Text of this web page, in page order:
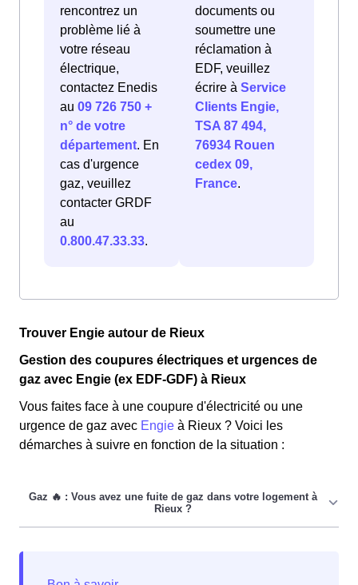
rencontrez un
problème lié à
votre réseau
électrique,
contactez Enedis
au 09 726 750 +
n° de votre
département. En
cas d'urgence
gaz, veuillez
contacter GRDF
au
0.800.47.33.33.
documents ou
soumettre une
réclamation à
EDF, veuillez
écrire à Service
Clients Engie,
TSA 87 494,
76934 Rouen
cedex 09,
France.
Trouver Engie autour de Rieux
Gestion des coupures électriques et urgences de
gaz avec Engie (ex EDF-GDF) à Rieux
Vous faites face à une coupure d'électricité ou une
urgence de gaz avec Engie à Rieux ? Voici les
démarches à suivre en fonction de la situation :
Si vous faites face à une fuite de gaz dans votre